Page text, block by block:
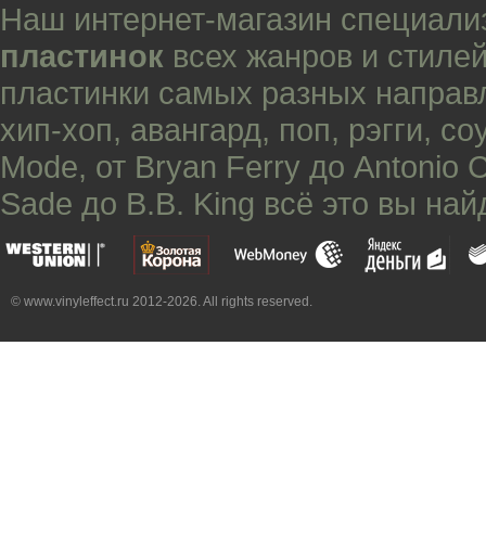
Наш интернет-магазин
пластинок всех жанров и
пластинки самых разных
хип-хоп, авангард, поп, рэгги,
Mode, от Bryan Ferry до Antonio
Sade до B.B. King всё это вы
© www.vinyleffect.ru 2012-2026. All rights reserved.